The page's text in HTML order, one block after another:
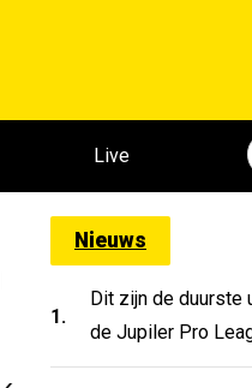
Live
Nieuws
1.
Dit zijn de duurste
de Jupiler Pro